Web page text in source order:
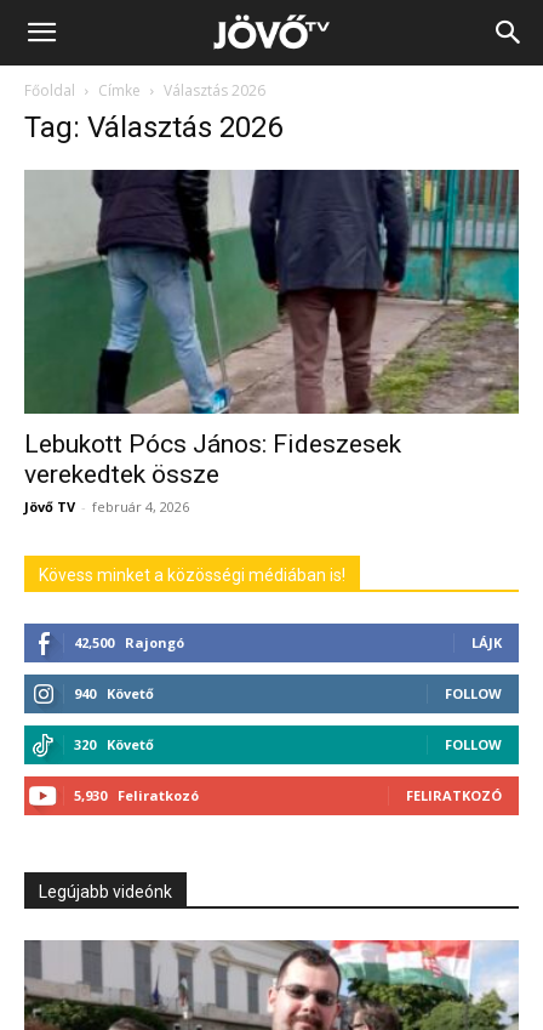
Jövő
Főoldal Címke Választás 2026
Tag: Választás 2026
Lebukott Pócs János: Fideszesek
verekedtek össze
Jövő TV - február 4, 2026
Kövess minket a közösségi médiában is!
42,500 Rajongó LÁJK
940 Követő FOLLOW
320 Követő FOLLOW
5,930 Feliratkozó FELIRATKOZÓ
Legújabb videónk